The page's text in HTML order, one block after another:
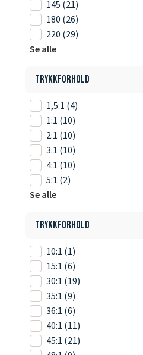
145 (21)
180 (26)
220 (29)
Se alle
Trykkforhold
1,5:1 (4)
1:1 (10)
2:1 (10)
3:1 (10)
4:1 (10)
5:1 (2)
Se alle
Trykkforhold
10:1 (1)
15:1 (6)
30:1 (19)
35:1 (9)
36:1 (6)
40:1 (11)
45:1 (21)